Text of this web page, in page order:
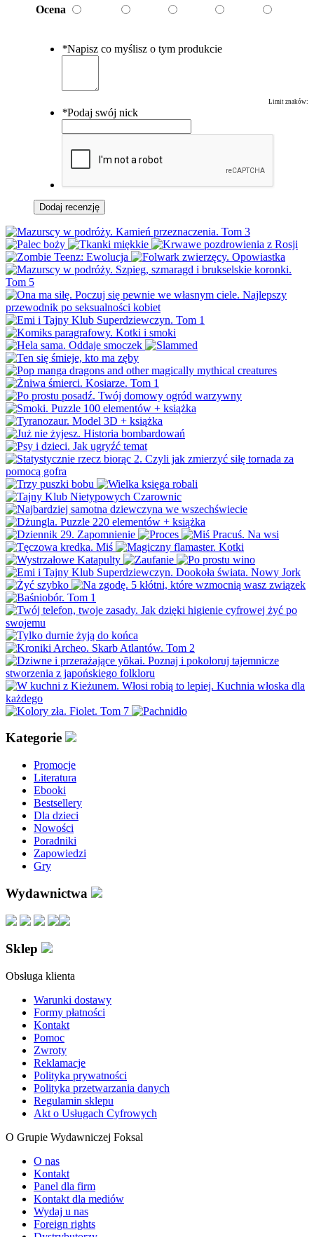
Ocena
*Napisz co myślisz o tym produkcie
Limit znaków:
*Podaj swój nick
Dodaj recenzję
Kategorie
Promocje
Literatura
Ebooki
Bestsellery
Dla dzieci
Nowości
Poradniki
Zapowiedzi
Gry
Wydawnictwa
Sklep
Obsługa klienta
Warunki dostawy
Formy płatności
Kontakt
Pomoc
Zwroty
Reklamacje
Polityka prywatności
Polityka przetwarzania danych
Regulamin sklepu
Akt o Usługach Cyfrowych
O Grupie Wydawniczej Foksal
O nas
Kontakt
Panel dla firm
Kontakt dla mediów
Wydaj u nas
Foreign rights